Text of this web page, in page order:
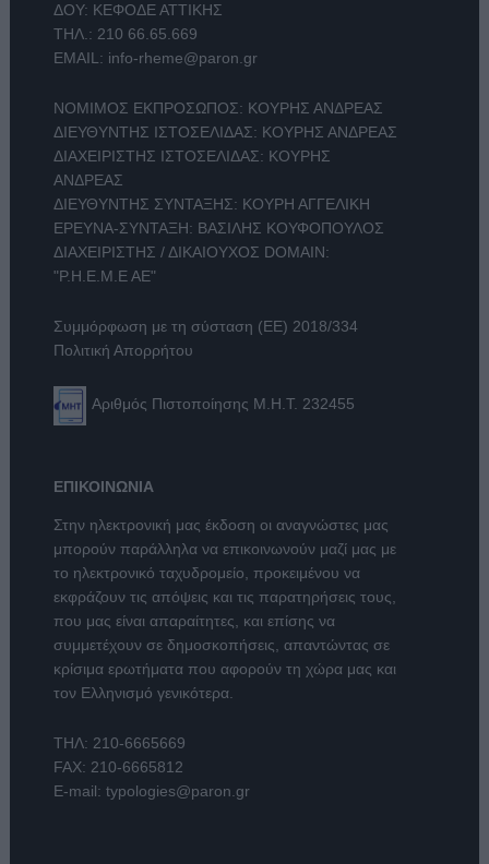
ΔΟΥ: ΚΕΦΟΔΕ ΑΤΤΙΚΗΣ
ΤΗΛ.: 210 66.65.669
EMAIL: info-rheme@paron.gr
ΝΟΜΙΜΟΣ ΕΚΠΡΟΣΩΠΟΣ: ΚΟΥΡΗΣ ΑΝΔΡΕΑΣ
ΔΙΕΥΘΥΝΤΗΣ ΙΣΤΟΣΕΛΙΔΑΣ: ΚΟΥΡΗΣ ΑΝΔΡΕΑΣ
ΔΙΑΧΕΙΡΙΣΤΗΣ ΙΣΤΟΣΕΛΙΔΑΣ: ΚΟΥΡΗΣ
ΑΝΔΡΕΑΣ
ΔΙΕΥΘΥΝΤΗΣ ΣΥΝΤΑΞΗΣ: ΚΟΥΡΗ ΑΓΓΕΛΙΚΗ
ΕΡΕΥΝΑ-ΣΥΝΤΑΞΗ: ΒΑΣΙΛΗΣ ΚΟΥΦΟΠΟΥΛΟΣ
ΔΙΑΧΕΙΡΙΣΤΗΣ / ΔΙΚΑΙΟΥΧΟΣ DOMAIN:
"Ρ.Η.Ε.Μ.Ε ΑΕ"
Συμμόρφωση με τη σύσταση (ΕΕ) 2018/334
Πολιτική Απορρήτου
Αριθμός Πιστοποίησης Μ.Η.Τ. 232455
ΕΠΙΚΟΙΝΩΝΙΑ
Στην ηλεκτρονική μας έκδοση οι αναγνώστες μας
μπορούν παράλληλα να επικοινωνούν μαζί μας με
το ηλεκτρονικό ταχυδρομείο, προκειμένου να
εκφράζουν τις απόψεις και τις παρατηρήσεις τους,
που μας είναι απαραίτητες, και επίσης να
συμμετέχουν σε δημοσκοπήσεις, απαντώντας σε
κρίσιμα ερωτήματα που αφορούν τη χώρα μας και
τον Ελληνισμό γενικότερα.
ΤΗΛ: 210-6665669
FAX: 210-6665812
E-mail: typologies@paron.gr